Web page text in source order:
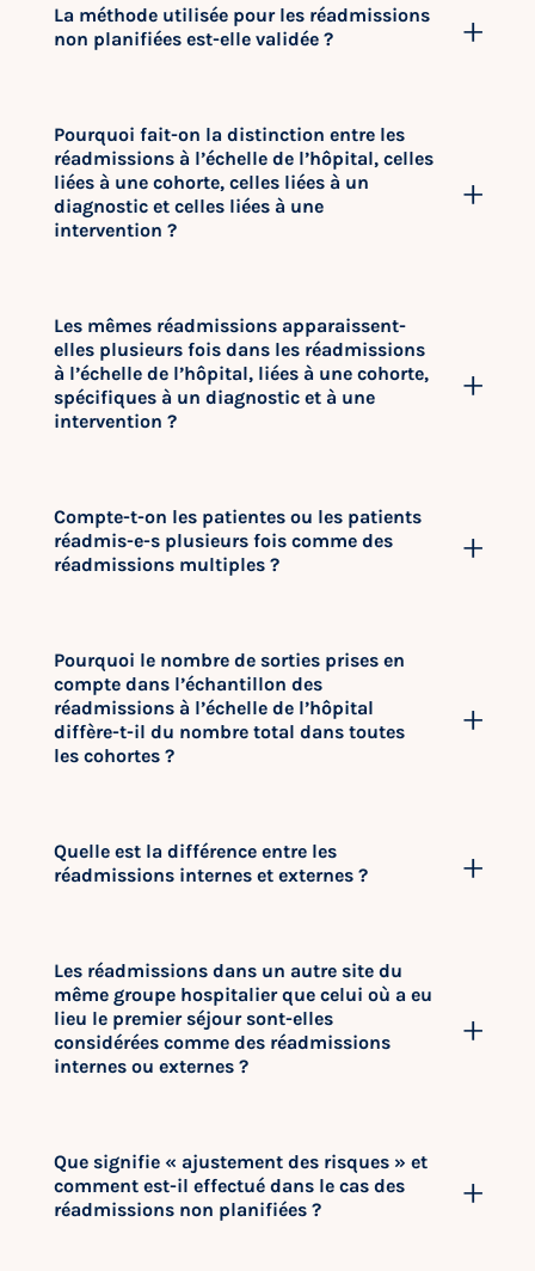
La méthode utilisée pour les réadmissions
non planifiées est-elle validée ?
Pourquoi fait-on la distinction entre les
réadmissions à l’échelle de l’hôpital, celles
liées à une cohorte, celles liées à un
diagnostic et celles liées à une
intervention ?
Les mêmes réadmissions apparaissent-
elles plusieurs fois dans les réadmissions
à l’échelle de l’hôpital, liées à une cohorte,
spécifiques à un diagnostic et à une
intervention ?
Compte-t-on les patientes ou les patients
réadmis-e-s plusieurs fois comme des
réadmissions multiples ?
Pourquoi le nombre de sorties prises en
compte dans l’échantillon des
réadmissions à l’échelle de l’hôpital
diffère-t-il du nombre total dans toutes
les cohortes ?
Quelle est la différence entre les
réadmissions internes et externes ?
Les réadmissions dans un autre site du
même groupe hospitalier que celui où a eu
lieu le premier séjour sont-elles
considérées comme des réadmissions
internes ou externes ?
Que signifie « ajustement des risques » et
comment est-il effectué dans le cas des
réadmissions non planifiées ?